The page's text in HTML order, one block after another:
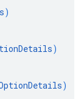
)
)
)